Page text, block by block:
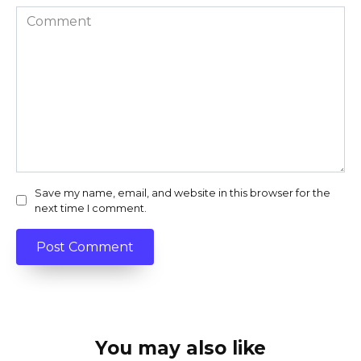
Comment
Save my name, email, and website in this browser for the
next time I comment.
You may also like